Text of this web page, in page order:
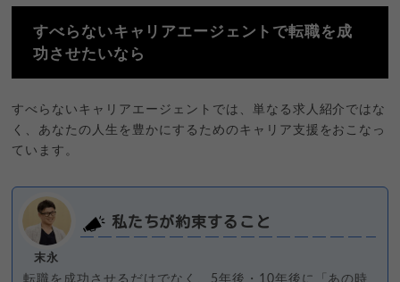
すべらないキャリアエージェントで転職を成
功させたいなら
すべらないキャリアエージェントでは、単なる求人紹介ではな
く、あなたの人生を豊かにするためのキャリア支援をおこなっ
ています。
末永
私たちが約束すること
転職を成功させるだけでなく、5年後・10年後に「あの時